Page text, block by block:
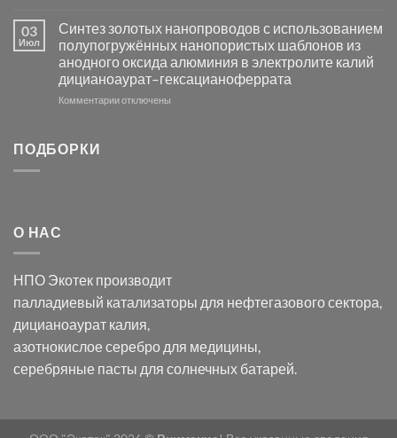
в
видимом
свете
с
помощью
модификации
серебра
с
электродов
серебра
и
03
Июл
Синтез золотых нанопроводов с использованием
полупогружённых нанопористых шаблонов из
анодного оксида алюминия в электролите калий
дицианоаурат–гексацианоферрата
Комментариик
оксида
в
электролите
калий
дицианоаурат–
гексацианоферрата
отключены
ПОДБОРКИ
О НАС
НПО Экотек производит
палладиевый катализаторы для нефтегазового сектора,
дицианоаурат калия,
азотнокислое серебро для медицины,
серебряные пасты для солнечных батарей.